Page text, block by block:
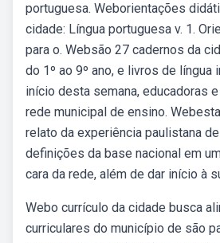
portuguesa. Weborientações
cidade: Língua portuguesa v. 1.
para o. Websão 27 cadernos da
do 1º ao 9º ano, e livros de língua
início desta semana, educadoras
rede municipal de ensino.
relato da experiência paulistana
definições da base nacional em
cara da rede, além de dar início à
Webo currículo da cidade busca
curriculares do município de são